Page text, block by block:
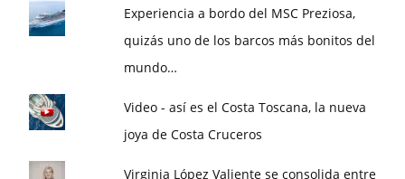
Experiencia a bordo del MSC Preziosa,
quizás uno de los barcos más bonitos del
mundo…
Video - así es el Costa Toscana, la nueva
joya de Costa Cruceros
Virginia López Valiente se consolida entre